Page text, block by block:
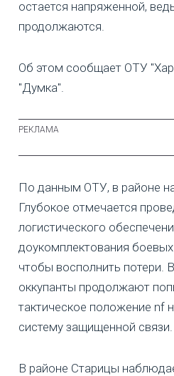
остается напряженной,
продолжаются.
Об этом сообщает ОТУ
"Думка".
По данным ОТУ, в районе
Глубокое отмечается
логистического
доукомплектования
чтобы восполнить потери.
оккупанты продолжают
тактическое положение nf
систему защищенной связи.
В районе Старицы